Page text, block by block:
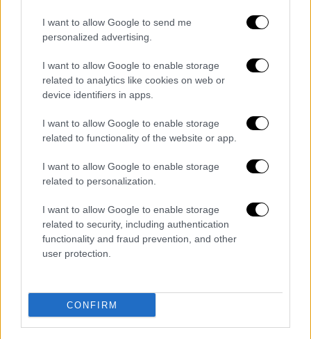
I want to allow Google to send me
personalized advertising.
I want to allow Google to enable storage
related to analytics like cookies on web or
device identifiers in apps.
I want to allow Google to enable storage
related to functionality of the website or app.
I want to allow Google to enable storage
related to personalization.
I want to allow Google to enable storage
related to security, including authentication
functionality and fraud prevention, and other
user protection.
CONFIRM
είναι ανοιχτά σε όποιον συμμερίζεται τις
αξίες και τις αρχές μας, δηλαδή τον σεβασμό
του Διεθνούς Δικαίου και του Διεθνούς
Δικαίου της Θάλασσας.
γεωπολιτική σημασίατηςΜέσης Ανατολής
επισημαίνοντας πως είναι ένασταυροδρόμι
πολιτισμών,θρησκειώνκαιπολιτικών
συμφερόντων. Ωστόσο, παράλληλα
παρατήρησε πως είναι και μια περιοχή που
πλήττεται από πολλές συρράξεις,
αναφέροντας τηΛιβύη, τηΣυρίακαι την
Υεμένη, και σημείωσε ότι εκτός από τις
και σταθερότητα, έχουν επίσης σοβαρές
συνέπειες στην ευρύτερη περιοχή. «Μεταξύ
άλλων, δημιουργούν συνθήκες για την